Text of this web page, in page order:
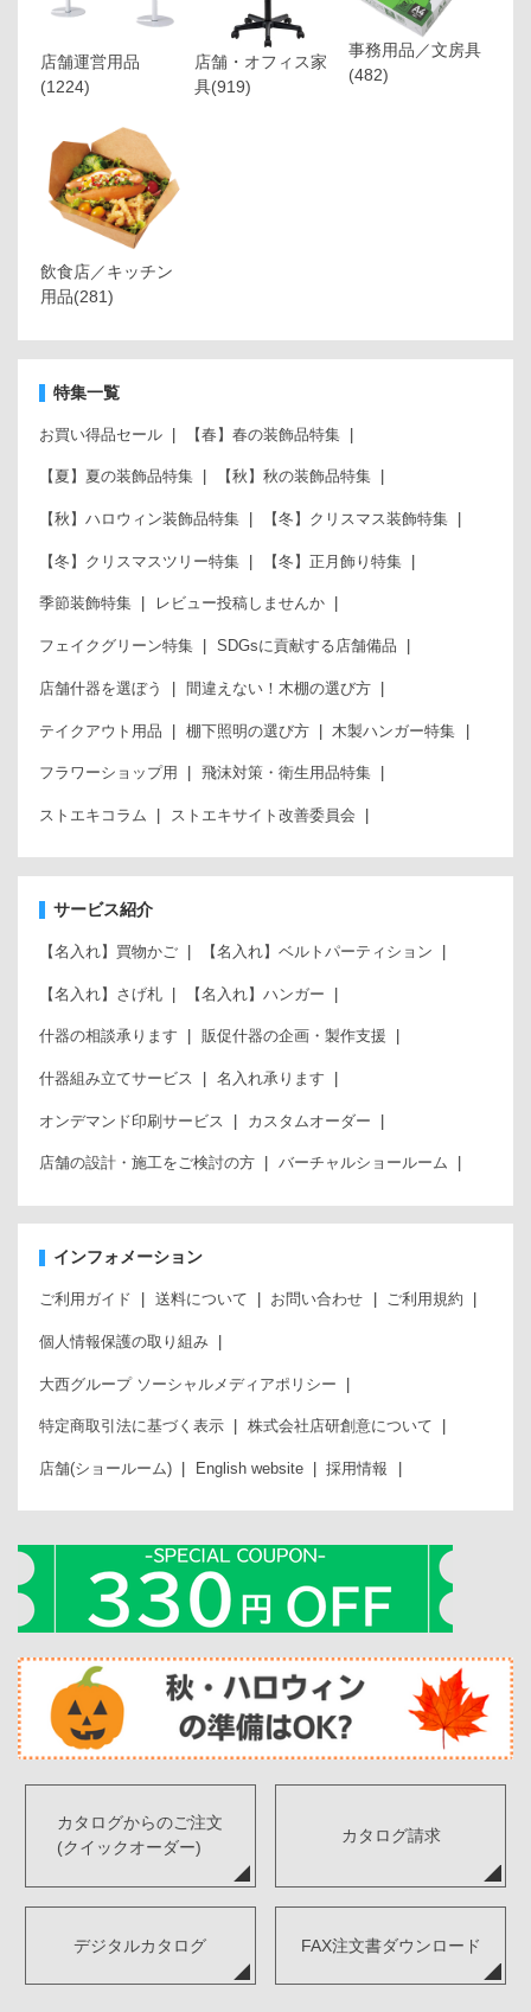
店舗運営用品
(1224)
店舗・オフィス家
具(919)
事務用品／文房具
(482)
飲食店／キッチン
用品(281)
特集一覧
お買い得品セール 【春】春の装飾品特集
【夏】夏の装飾品特集 【秋】秋の装飾品特集
【秋】ハロウィン装飾品特集 【冬】クリスマス装飾特集
【冬】クリスマスツリー特集 【冬】正月飾り特集
季節装飾特集 レビュー投稿しませんか
フェイクグリーン特集 SDGsに貢献する店舗備品
店舗什器を選ぼう 間違えない！木棚の選び方
テイクアウト用品 棚下照明の選び方 木製ハンガー特集
フラワーショップ用 飛沫対策・衛生用品特集
ストエキコラム ストエキサイト改善委員会
サービス紹介
【名入れ】買物かご 【名入れ】ベルトパーティション
【名入れ】さげ札 【名入れ】ハンガー
什器の相談承ります 販促什器の企画・製作支援
什器組み立てサービス 名入れ承ります
オンデマンド印刷サービス カスタムオーダー
店舗の設計・施工をご検討の方 バーチャルショールーム
インフォメーション
ご利用ガイド 送料について お問い合わせ ご利用規約
個人情報保護の取り組み
大西グループ ソーシャルメディアポリシー
特定商取引法に基づく表示 株式会社店研創意について
店舗(ショールーム) English website 採用情報
カタログからのご注文
(クイックオーダー)
カタログ請求
デジタルカタログ FAX注文書ダウンロード